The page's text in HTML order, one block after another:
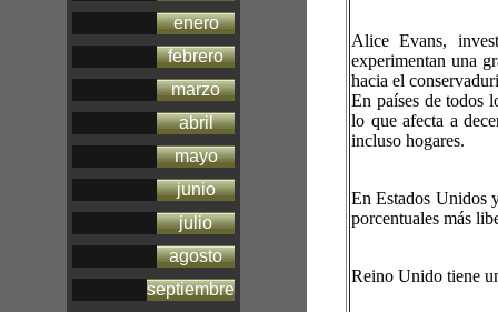
enero
febrero
marzo
abril
mayo
junio
julio
agosto
septiembre
Alice Evans,
experimentan una
hacia el
En países de todos
lo que afecta a
incluso hogares.
En Estados Unidos
porcentuales más
Reino Unido tiene